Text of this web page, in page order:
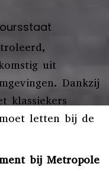
uit
Dankzij
klassiekers
letten bij de
bij Metropole